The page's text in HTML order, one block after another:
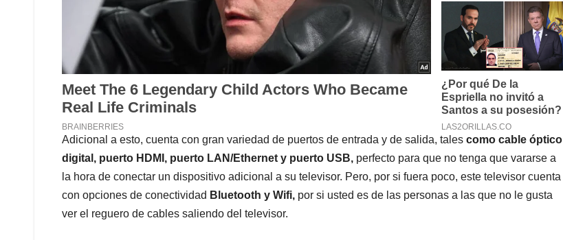
Adicional a esto, cuenta con gran variedad de puertos de entrada y de salida, tales como cable óptico
digital, puerto HDMI, puerto LAN/Ethernet y puerto USB, perfecto para que no tenga que vararse a
la hora de conectar un dispositivo adicional a su televisor. Pero, por si fuera poco, este televisor cuenta
con opciones de conectividad Bluetooth y Wifi, por si usted es de las personas a las que no le gusta
ver el reguero de cables saliendo del televisor.